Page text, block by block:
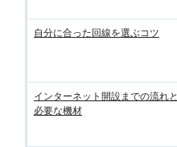
自分に合った回線を選ぶコツ
インターネット開設までの流れと
必要な機材